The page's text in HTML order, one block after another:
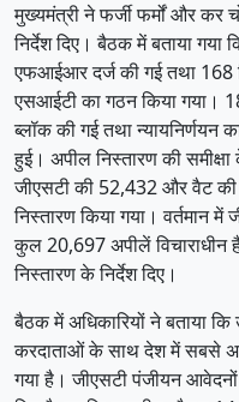
मुख्यमंत्री ने फर्जी फर्मों और कर
निर्देश दिए। बैठक में बताया
एफआईआर दर्ज की गई तथा 168
एसआईटी का गठन किया गया।
ब्लॉक की गई तथा न्यायनिर्णयन
हुई। अपील निस्तारण की
जीएसटी की 52,432 और वैट
निस्तारण किया गया। वर्तमान
कुल 20,697 अपीलें विचाराधीन
निस्तारण के निर्देश दिए।
बैठक में अधिकारियों ने बताया
करदाताओं के साथ देश में सबसे
गया है। जीएसटी पंजीयन